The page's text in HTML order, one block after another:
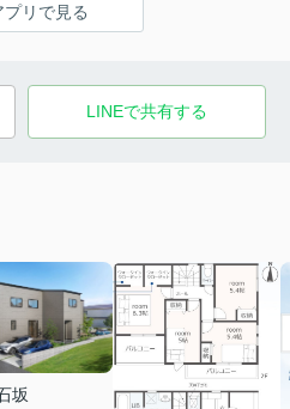
プリで見る
LINEで共有する
坂